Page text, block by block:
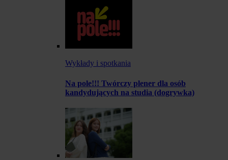
Wykłady i spotkania
Na pole!!! Twórczy plener dla osób
kandydujących na studia (dogrywka)